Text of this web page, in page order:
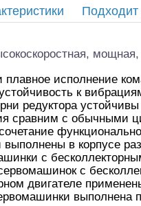
плавное исполнение
к
редуктора
сравним с обычными
в корпусе
с
с
двигателе
выполнена